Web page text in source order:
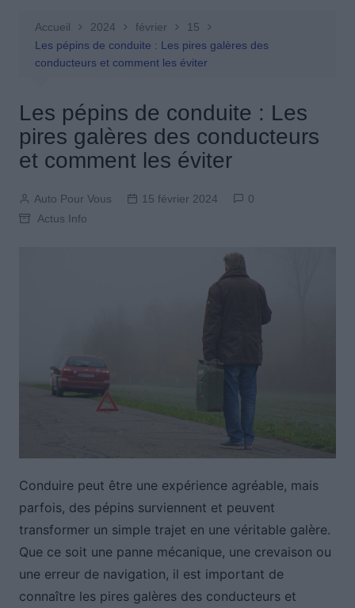
Accueil 2024 février
15
Les pépins de conduite : Les pires galères des
conducteurs et comment les éviter
Les pépins de conduite : Les
pires galères des conducteurs
et comment les éviter
Auto Pour Vous 15 février 2024
0
Actus Info
Conduire peut être une expérience agréable, mais
parfois, des pépins surviennent et peuvent
transformer un simple trajet en une véritable galère.
Que ce soit une panne mécanique, une crevaison ou
une erreur de navigation, il est important de
connaître les pires galères des conducteurs et